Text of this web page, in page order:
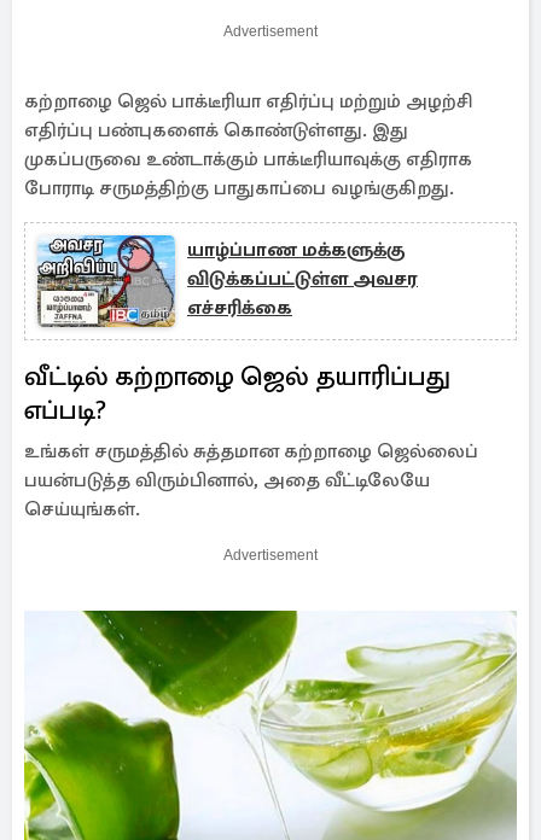
Advertisement
கற்றாழை ஜெல் பாக்டீரியா எதிர்ப்பு மற்றும் அழற்சி
எதிர்ப்பு பண்புகளைக் கொண்டுள்ளது. இது
முகப்பருவை உண்டாக்கும் பாக்டீரியாவுக்கு எதிராக
போராடி சருமத்திற்கு பாதுகாப்பை வழங்குகிறது.
யாழ்ப்பாண மக்களுக்கு
விடுக்கப்பட்டுள்ள அவசர
எச்சரிக்கை
வீட்டில் கற்றாழை ஜெல் தயாரிப்பது
எப்படி?
உங்கள் சருமத்தில் சுத்தமான கற்றாழை ஜெல்லைப்
பயன்படுத்த விரும்பினால், அதை வீட்டிலேயே
செய்யுங்கள்.
Advertisement